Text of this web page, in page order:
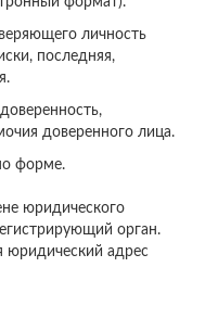
личность
последняя,
доверенного лица.
форме.
юридического
орган.
юридический адрес